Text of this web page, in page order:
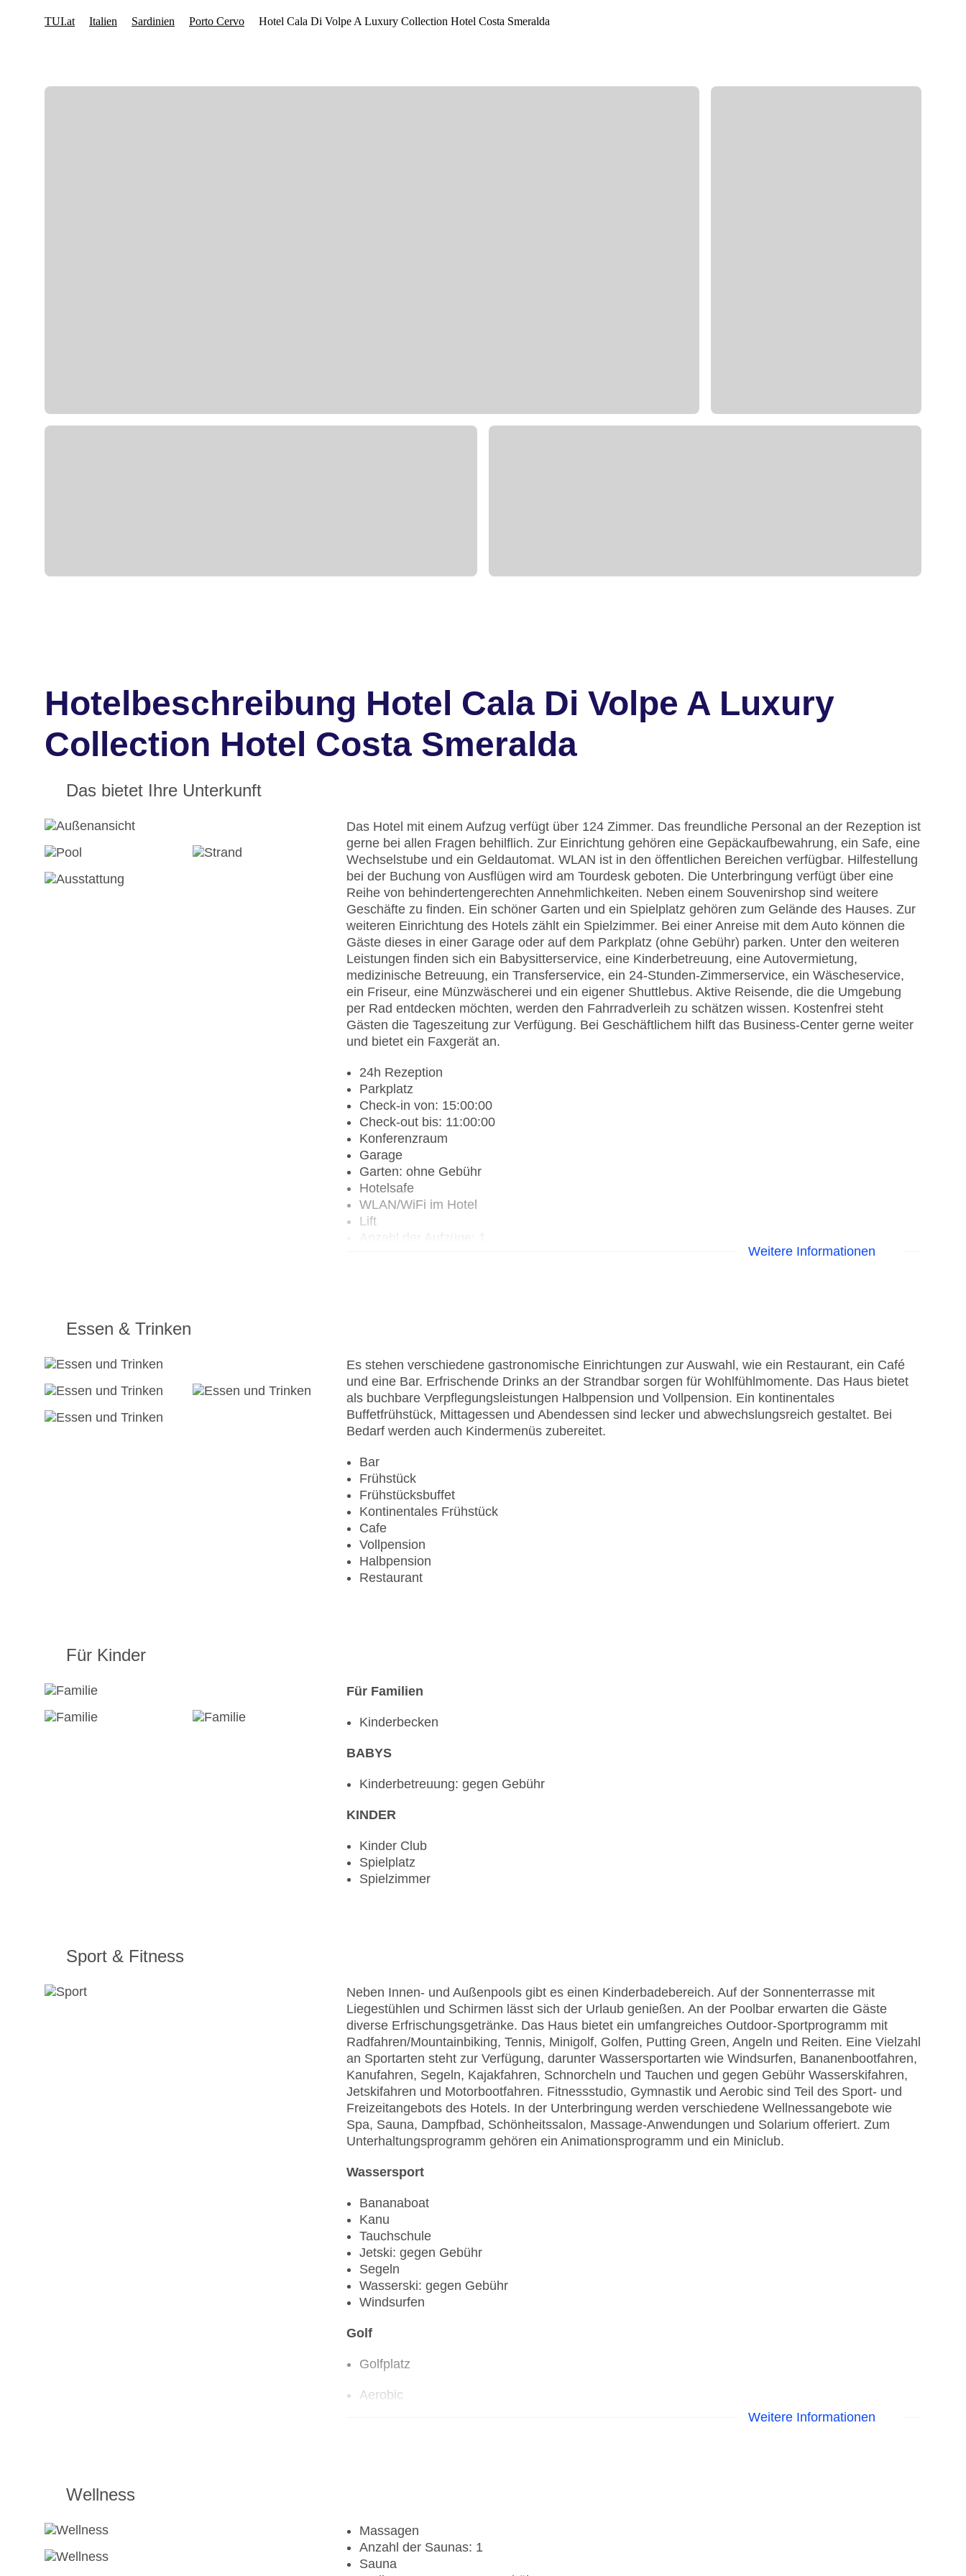
Hotelbeschreibung Hotel Cala Di Volpe A Luxury
Collection Hotel Costa Smeralda
Das bietet Ihre Unterkunft
Das Hotel mit einem Aufzug verfügt über 124 Zimmer. Das freundliche Personal an der Rezeption ist
gerne bei allen Fragen behilflich. Zur Einrichtung gehören eine Gepäckaufbewahrung, ein Safe, eine
Wechselstube und ein Geldautomat. WLAN ist in den öffentlichen Bereichen verfügbar. Hilfestellung
bei der Buchung von Ausflügen wird am Tourdesk geboten. Die Unterbringung verfügt über eine
Reihe von behindertengerechten Annehmlichkeiten. Neben einem Souvenirshop sind weitere
Geschäfte zu finden. Ein schöner Garten und ein Spielplatz gehören zum Gelände des Hauses. Zur
weiteren Einrichtung des Hotels zählt ein Spielzimmer. Bei einer Anreise mit dem Auto können die
Gäste dieses in einer Garage oder auf dem Parkplatz (ohne Gebühr) parken. Unter den weiteren
Leistungen finden sich ein Babysitterservice, eine Kinderbetreuung, eine Autovermietung,
medizinische Betreuung, ein Transferservice, ein 24-Stunden-Zimmerservice, ein Wäscheservice,
ein Friseur, eine Münzwäscherei und ein eigener Shuttlebus. Aktive Reisende, die die Umgebung
per Rad entdecken möchten, werden den Fahrradverleih zu schätzen wissen. Kostenfrei steht
Gästen die Tageszeitung zur Verfügung. Bei Geschäftlichem hilft das Business-Center gerne weiter
und bietet ein Faxgerät an.
24h Rezeption
Parkplatz
Check-in von: 15:00:00
Check-out bis: 11:00:00
Konferenzraum
Garage
Garten: ohne Gebühr
Hotelsafe
WLAN/WiFi im Hotel
Lift
Anzahl der Aufzüge: 1
Weitere Informationen
Essen & Trinken
Es stehen verschiedene gastronomische Einrichtungen zur Auswahl, wie ein Restaurant, ein Café
und eine Bar. Erfrischende Drinks an der Strandbar sorgen für Wohlfühlmomente. Das Haus bietet
als buchbare Verpflegungsleistungen Halbpension und Vollpension. Ein kontinentales
Buffetfrühstück, Mittagessen und Abendessen sind lecker und abwechslungsreich gestaltet. Bei
Bedarf werden auch Kindermenüs zubereitet.
Bar
Frühstück
Frühstücksbuffet
Kontinentales Frühstück
Cafe
Vollpension
Halbpension
Restaurant
Für Kinder
Für Familien
Kinderbecken
BABYS
Kinderbetreuung: gegen Gebühr
KINDER
Kinder Club
Spielplatz
Spielzimmer
Sport & Fitness
Neben Innen- und Außenpools gibt es einen Kinderbadebereich. Auf der Sonnenterrasse mit
Liegestühlen und Schirmen lässt sich der Urlaub genießen. An der Poolbar erwarten die Gäste
diverse Erfrischungsgetränke. Das Haus bietet ein umfangreiches Outdoor-Sportprogramm mit
Radfahren/Mountainbiking, Tennis, Minigolf, Golfen, Putting Green, Angeln und Reiten. Eine Vielzahl
an Sportarten steht zur Verfügung, darunter Wassersportarten wie Windsurfen, Bananenbootfahren,
Kanufahren, Segeln, Kajakfahren, Schnorcheln und Tauchen und gegen Gebühr Wasserskifahren,
Jetskifahren und Motorbootfahren. Fitnessstudio, Gymnastik und Aerobic sind Teil des Sport- und
Freizeitangebots des Hotels. In der Unterbringung werden verschiedene Wellnessangebote wie
Spa, Sauna, Dampfbad, Schönheitssalon, Massage-Anwendungen und Solarium offeriert. Zum
Unterhaltungsprogramm gehören ein Animationsprogramm und ein Miniclub.
Wassersport
Bananaboat
Kanu
Tauchschule
Jetski: gegen Gebühr
Segeln
Wasserski: gegen Gebühr
Windsurfen
Golf
Golfplatz
Aerobic
Weitere Informationen
Wellness
Massagen
Anzahl der Saunas: 1
Sauna